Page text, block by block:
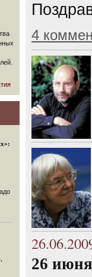
4
26